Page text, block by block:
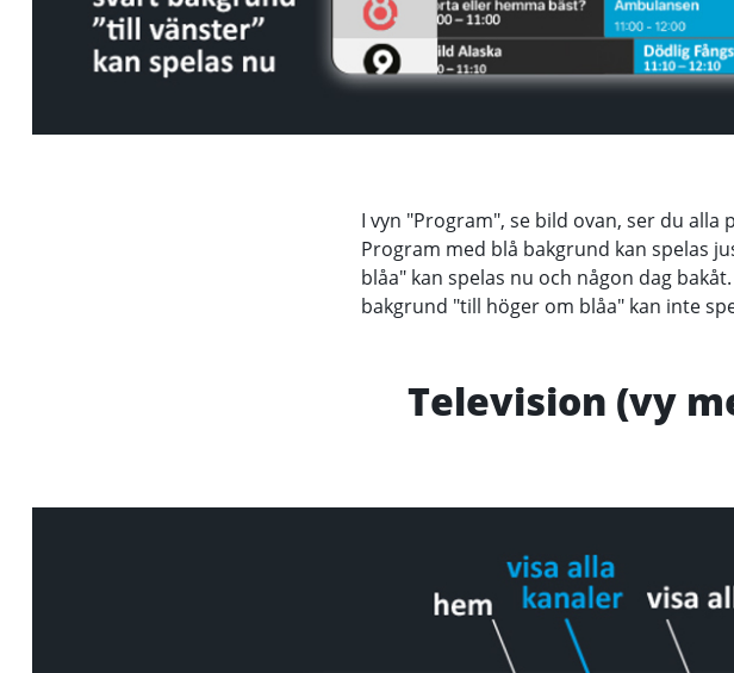
I vyn "Program", se bild ovan, ser du
Program med blå bakgrund kan spelas
blåa" kan spelas nu och någon dag
bakgrund "till höger om blåa" kan inte
Television (vy